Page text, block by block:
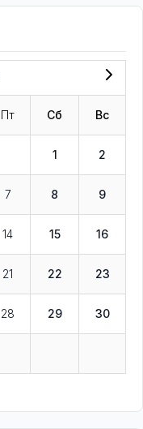
Пт Сб Вс
1 2
7 8 9
14 15 16
21 22 23
28 29 30